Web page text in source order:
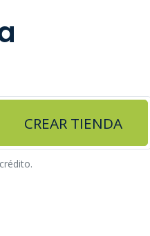
CREAR TIENDA